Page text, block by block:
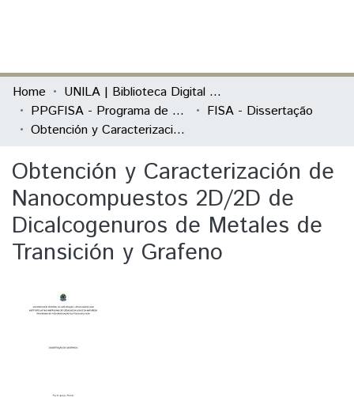
Communities & Collections
All of DSpace
Home
UNILA | Biblioteca Digital de Dissertações e Teses
PPGFISA - Programa de Pós-Graduação em Física Aplicada
FISA - Dissertação
Obtención y Caracterización de Nanocompuestos 2D/2D de Dicalcogenuros de Metales de Transición y Grafeno
Obtención y Caracterización de
Nanocompuestos 2D/2D de
Dicalcogenuros de Metales de
Transición y Grafeno